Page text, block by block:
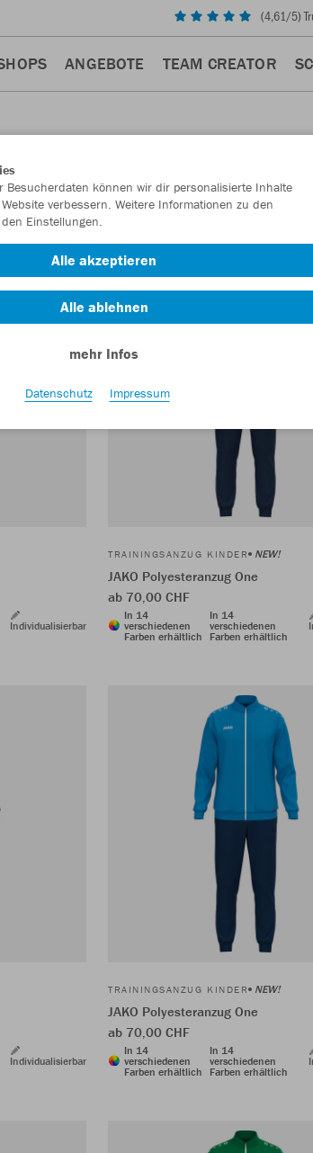
(4,61/5)
ANGEBOTE TEAM CREATOR
Individualisierbar
TRAININGSANZUG KINDER NEW!
JAKO Polyesteranzug One
ab 70,00 CHF
In 14
verschiedenen
Farben erhältlich
In 14
verschiedenen
Farben erhältlich
Individualisierbar
TRAININGSANZUG KINDER NEW!
JAKO Polyesteranzug One
ab 70,00 CHF
In 14
verschiedenen
Farben erhältlich
In 14
verschiedenen
Farben erhältlich
Besucherdaten können wir dir personalisierte Inhalte
verbessern. Weitere Informationen zu den
Einstellungen.
Alle akzeptieren
Alle ablehnen
mehr Infos
Datenschutz Impressum